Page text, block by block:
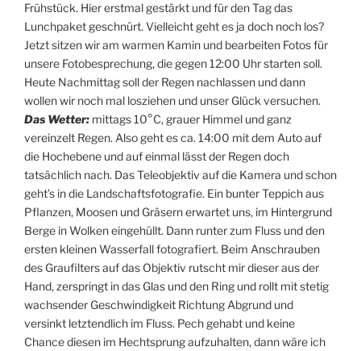
Frühstück. Hier erstmal gestärkt und für den Tag das
Lunchpaket geschnürt. Vielleicht geht es ja doch noch los?
Jetzt sitzen wir am warmen Kamin und bearbeiten Fotos für
unsere Fotobesprechung, die gegen 12:00 Uhr starten soll.
Heute Nachmittag soll der Regen nachlassen und dann
wollen wir noch mal losziehen und unser Glück versuchen.
Das Wetter: mittags 10°C, grauer Himmel und ganz
vereinzelt Regen. Also geht es ca. 14:00 mit dem Auto auf
die Hochebene und auf einmal lässt der Regen doch
tatsächlich nach. Das Teleobjektiv auf die Kamera und schon
geht’s in die Landschaftsfotografie. Ein bunter Teppich aus
Pflanzen, Moosen und Gräsern erwartet uns, im Hintergrund
Berge in Wolken eingehüllt. Dann runter zum Fluss und den
ersten kleinen Wasserfall fotografiert. Beim Anschrauben
des Graufilters auf das Objektiv rutscht mir dieser aus der
Hand, zerspringt in das Glas und den Ring und rollt mit stetig
wachsender Geschwindigkeit Richtung Abgrund und
versinkt letztendlich im Fluss. Pech gehabt und keine
Chance diesen im Hechtsprung aufzuhalten, dann wäre ich